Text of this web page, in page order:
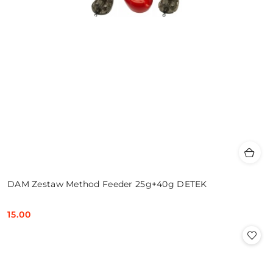
DAM Zestaw Method Feeder 25g+40g DETEK
Cena:
15.00